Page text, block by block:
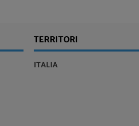
TERRITORI
ITALIA